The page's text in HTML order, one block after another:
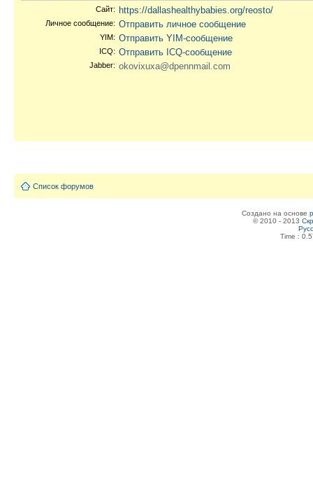
Сайт: https://dallashealthybabies.org/reosto/
Личное сообщение: Отправить личное сообщение
YIM: Отправить YIM-сообщение
ICQ: Отправить ICQ-сообщение
Jabber: okovixuxa@dpennmail.com
Список форумов
Создано на основе
© 2010 - 2013
Time :